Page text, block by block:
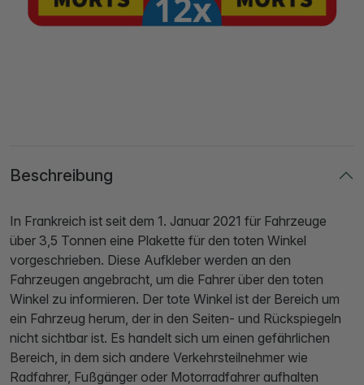
Beschreibung
In Frankreich ist seit dem 1. Januar 2021 für Fahrzeuge
über 3,5 Tonnen eine Plakette für den toten Winkel
vorgeschrieben. Diese Aufkleber werden an den
Fahrzeugen angebracht, um die Fahrer über den toten
Winkel zu informieren. Der tote Winkel ist der Bereich um
ein Fahrzeug herum, der in den Seiten- und Rückspiegeln
nicht sichtbar ist. Es handelt sich um einen gefährlichen
Bereich, in dem sich andere Verkehrsteilnehmer wie
Radfahrer, Fußgänger oder Motorradfahrer aufhalten